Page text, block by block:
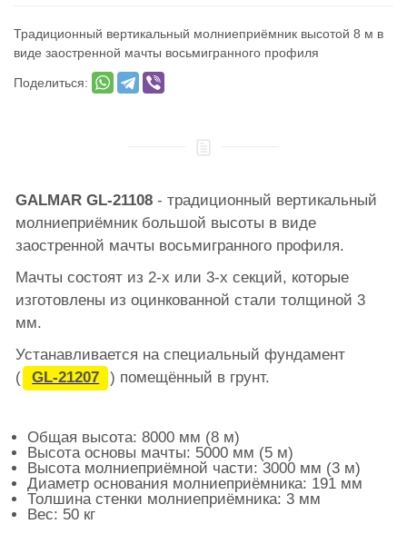
Традиционный вертикальный молниеприёмник высотой 8 м в
виде заостренной мачты восьмигранного профиля
Поделиться:
GALMAR GL-21108 - традиционный вертикальный
молниеприёмник большой высоты в виде
заостренной мачты восьмигранного профиля.
Мачты состоят из 2-х или 3-х секций, которые
изготовлены из оцинкованной стали толщиной 3
мм.
Устанавливается на специальный фундамент
(
GL-21207 ) помещённый в грунт.
Общая высота: 8000 мм (8 м)
Высота основы мачты: 5000 мм (5 м)
Высота молниеприёмной части: 3000 мм (3 м)
Диаметр основания молниеприёмника: 191 мм
Толшина стенки молниеприёмника: 3 мм
Вес: 50 кг